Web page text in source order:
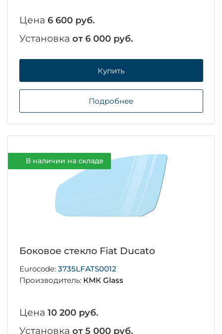
Цена 6 600 руб.
Установка от 6 000 руб.
Купить
Подробнее
В наличии на складе
Боковое стекло Fiat Ducato
Eurocode: 3735LFATS0012
Производитель: КМК Glass
Цена 10 200 руб.
Установка от 5 000 руб.